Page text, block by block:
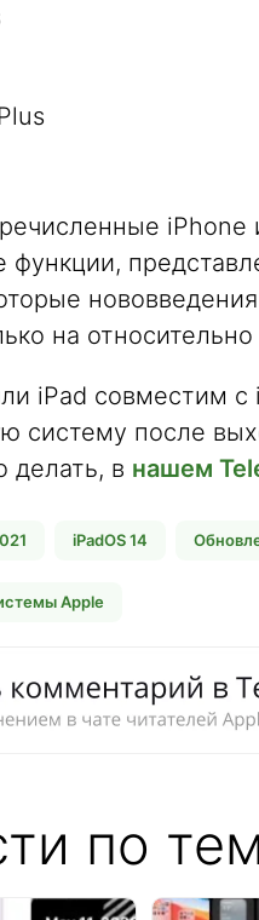
iPhone
функции,
на
iPad совместим с
систему после
делать, в нашем
iPadOS 14
Apple
по